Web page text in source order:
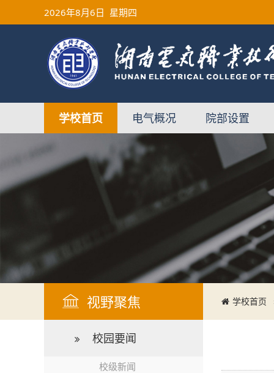
2026年8月6日 星期四
学校首页 电气概况 院部设置
视野聚焦 学校首页
校园要闻
校级新闻